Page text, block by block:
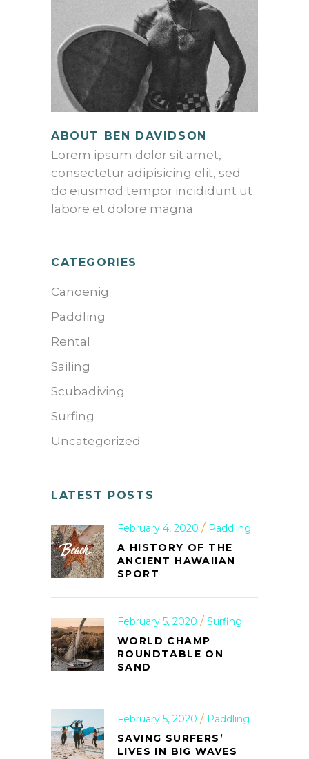
ABOUT BEN DAVIDSON
Lorem ipsum dolor sit amet,
consectetur adipisicing elit, sed
do eiusmod tempor incididunt ut
labore et dolore magna
CATEGORIES
Canoenig
Paddling
Rental
Sailing
Scubadiving
Surfing
Uncategorized
LATEST POSTS
February 4, 2020
Paddling
A HISTORY OF THE
ANCIENT HAWAIIAN
SPORT
February 5, 2020
Surfing
WORLD CHAMP
ROUNDTABLE ON
SAND
February 5, 2020
Paddling
SAVING SURFERS’
LIVES IN BIG WAVES